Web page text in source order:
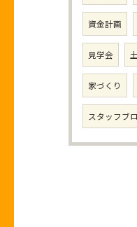
資金計画
見学会
家づくり
スタッフブ